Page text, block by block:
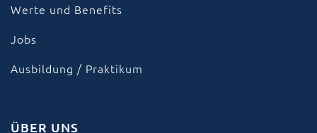
Werte und Benefits
Jobs
Ausbildung / Praktikum
ÜBER UNS